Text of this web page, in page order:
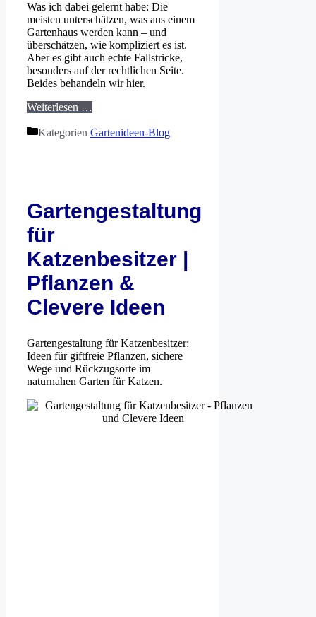
Was ich dabei gelernt habe: Die
meisten unterschätzen, was aus einem
Gartenhaus werden kann – und
überschätzen, wie kompliziert es ist.
Aber es gibt auch echte Fallstricke,
besonders auf der rechtlichen Seite.
Beides behandeln wir hier.
Weiterlesen …
Kategorien Gartenideen-Blog
Gartengestaltung
für
Katzenbesitzer |
Pflanzen &
Clevere Ideen
Gartengestaltung für Katzenbesitzer:
Ideen für giftfreie Pflanzen, sichere
Wege und Rückzugsorte im
naturnahen Garten für Katzen.